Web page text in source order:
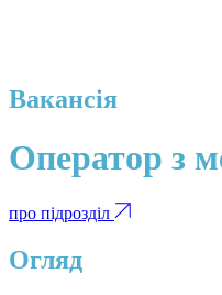
Вакансія
Оператор з
про підрозділ
Огляд